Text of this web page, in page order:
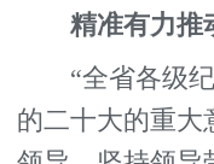
精准有力推
“全省各级纪
的二十大的重大